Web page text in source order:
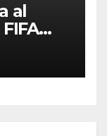
al